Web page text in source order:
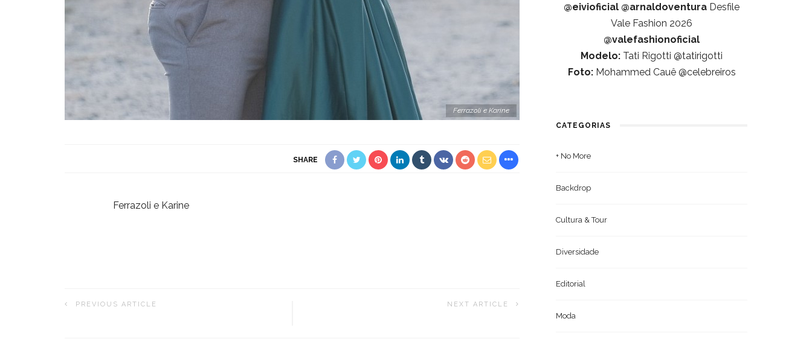
Ferrazoli e Karine
SHARE
Ferrazoli e Karine
PREVIOUS ARTICLE NEXT ARTICLE
@eivioficial @arnaldoventura Desfile
Vale Fashion 2026
@valefashionoficial
Modelo: Tati Rigotti @tatirigotti
Foto:Mohammed Cauê @celebreiros
CATEGORIAS
+ No More
Backdrop
Cultura & Tour
Diversidade
Editorial
Moda